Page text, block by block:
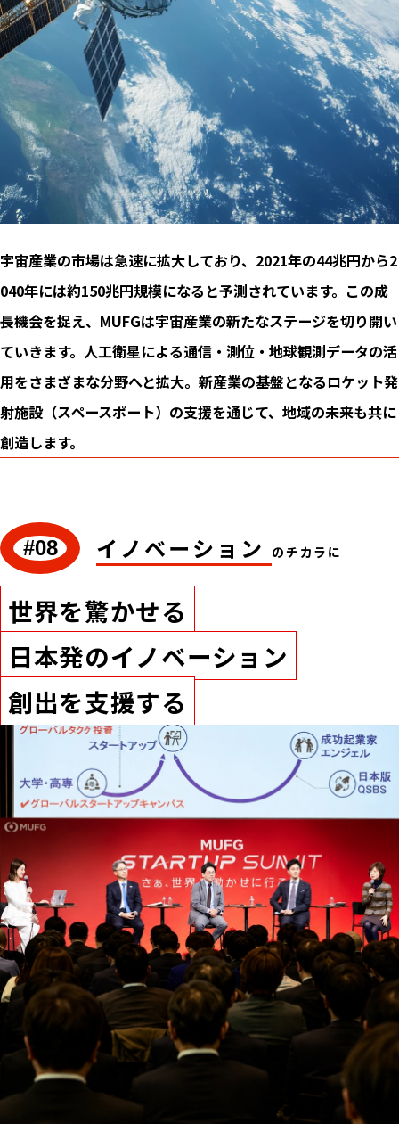
宇宙産業の市場は急速に拡大しており、2021年の44兆円から2
040年には約150兆円規模になると予測されています。この成
長機会を捉え、MUFGは宇宙産業の新たなステージを切り開い
ていきます。人工衛星による通信・測位・地球観測データの活
用をさまざまな分野へと拡大。新産業の基盤となるロケット発
射施設（スペースポート）の支援を通じて、地域の未来も共に
創造します。
#08 イノベーション のチカラに
世界を驚かせる
日本発のイノベーション
創出を支援する